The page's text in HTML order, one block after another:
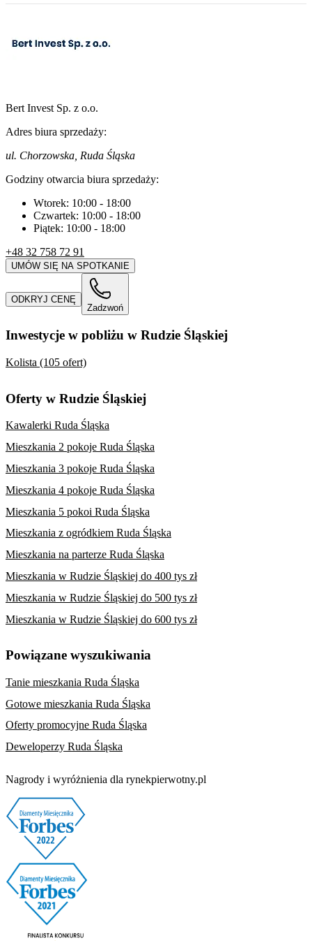
Bert Invest Sp. z o.o.
Adres biura sprzedaży:
ul. Chorzowska, Ruda Śląska
Godziny otwarcia biura sprzedaży:
Wtorek: 10:00 - 18:00
Czwartek: 10:00 - 18:00
Piątek: 10:00 - 18:00
+48 32 758 72 91
UMÓW SIĘ NA SPOTKANIE
ODKRYJ CENĘ
Zadzwoń
Inwestycje w pobliżu w Rudzie Śląskiej
Kolista (105 ofert)
Oferty w Rudzie Śląskiej
Kawalerki Ruda Śląska
Mieszkania 2 pokoje Ruda Śląska
Mieszkania 3 pokoje Ruda Śląska
Mieszkania 4 pokoje Ruda Śląska
Mieszkania 5 pokoi Ruda Śląska
Mieszkania z ogródkiem Ruda Śląska
Mieszkania na parterze Ruda Śląska
Mieszkania w Rudzie Śląskiej do 400 tys zł
Mieszkania w Rudzie Śląskiej do 500 tys zł
Mieszkania w Rudzie Śląskiej do 600 tys zł
Powiązane wyszukiwania
Tanie mieszkania Ruda Śląska
Gotowe mieszkania Ruda Śląska
Oferty promocyjne Ruda Śląska
Deweloperzy Ruda Śląska
Nagrody i wyróżnienia dla rynekpierwotny.pl